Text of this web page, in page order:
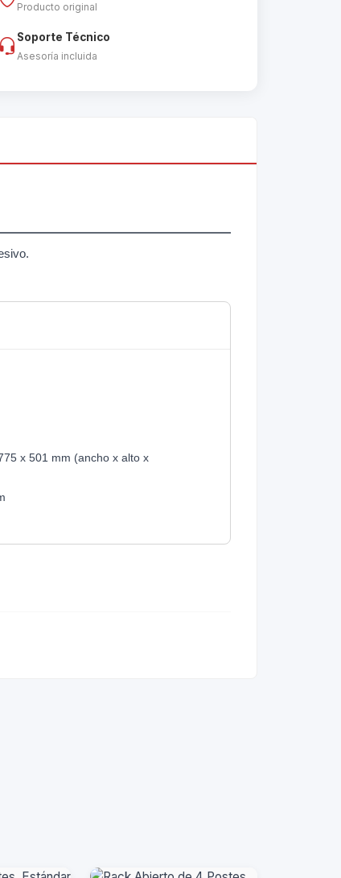
Producto original
Soporte Técnico
Asesoría incluida
x 501 mm (ancho x alto x